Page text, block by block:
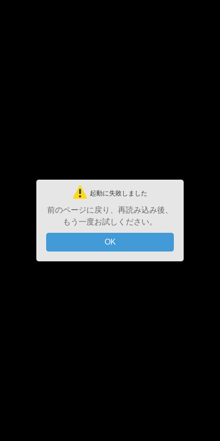
起動に失敗しました
前のページに戻り、再読み込み後、
もう一度お試しください。
OK